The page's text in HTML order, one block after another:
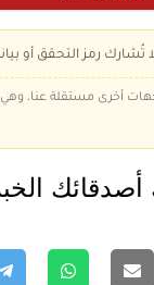
تُشارك رمز التحقق أو
جهات أخرى مستقلة